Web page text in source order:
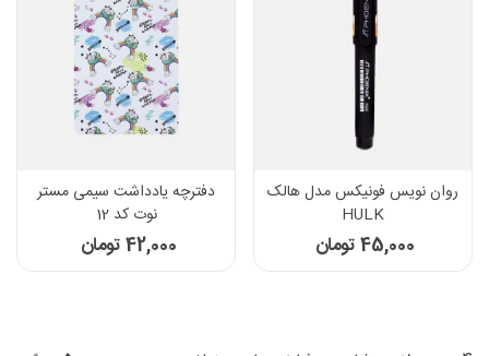
روان نویس فونیکس مدل هالک
HULK
45,000 تومان
دفترچه یادداشت سیمی مستر
نوت کد 12
42,000 تومان